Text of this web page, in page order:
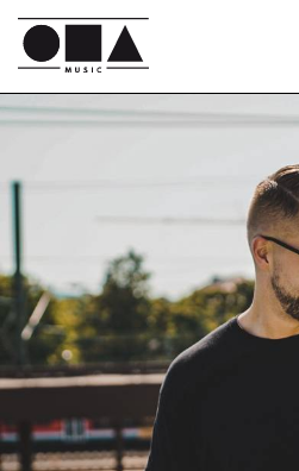
DJ DEEVOE